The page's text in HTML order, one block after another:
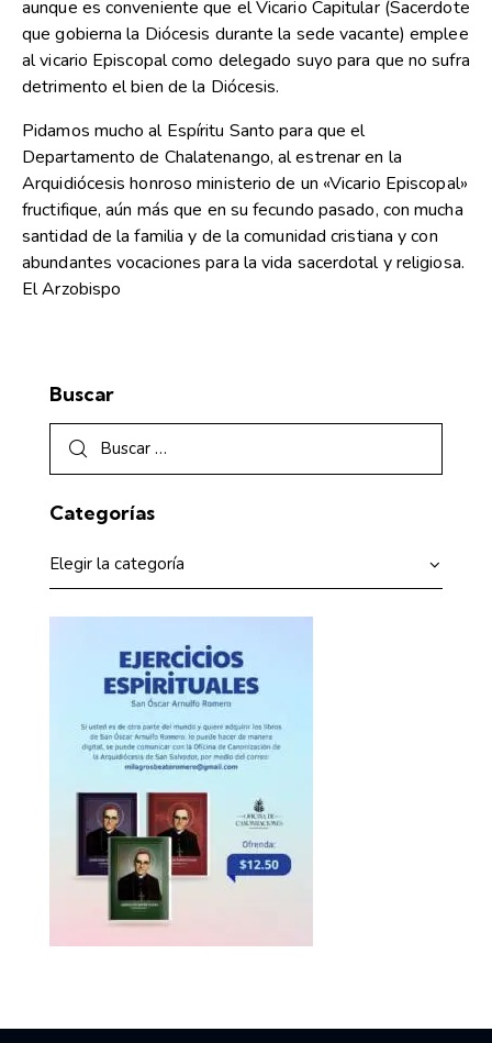
aunque es conveniente que el Vicario Capitular (Sacerdote
que gobierna la Diócesis durante la sede vacante) emplee
al vicario Episcopal como delegado suyo para que no sufra
detrimento el bien de la Diócesis.
Pidamos mucho al Espíritu Santo para que el
Departamento de Chalatenango, al estrenar en la
Arquidiócesis honroso ministerio de un «Vicario Episcopal»
fructifique, aún más que en su fecundo pasado, con mucha
santidad de la familia y de la comunidad cristiana y con
abundantes vocaciones para la vida sacerdotal y religiosa.
El Arzobispo
Buscar
Categorías